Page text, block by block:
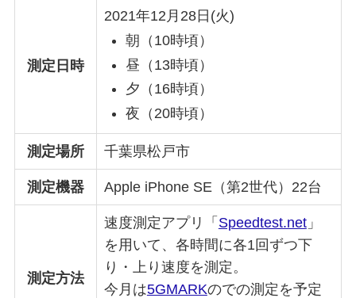
測定日時
2021年12月28日(火)
朝（10時頃）
昼（13時頃）
夕（16時頃）
夜（20時頃）
測定場所 千葉県松戸市
測定機器 Apple iPhone SE（第2世代）22台
測定方法
速度測定アプリ「 Speedtest.net」
を用いて、各時間に各1回ずつ下
り・上り速度を測定。
今月は5GMARKのでの測定を予定